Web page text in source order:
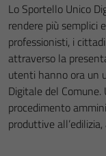
Lo Sportello Unico
rendere più semplici
professionisti, i
attraverso la
utenti hanno ora un
Digitale del
procedimento
produttive